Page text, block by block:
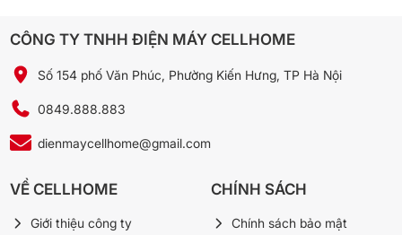
CÔNG TY TNHH ĐIỆN MÁY CELLHOME
Số 154 phố Văn Phúc, Phường Kiến Hưng, TP Hà Nội
0849.888.883
dienmaycellhome@gmail.com
VỀ CELLHOME
Giới thiệu công ty
CHÍNH SÁCH
Chính sách bảo mật